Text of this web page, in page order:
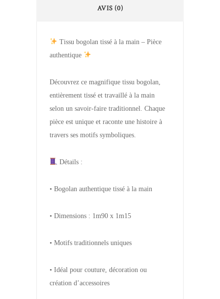
AVIS (0)
Tissu bogolan tissé à la main – Pièce
authentique
Découvrez ce magnifique tissu bogolan,
entièrement tissé et travaillé à la main
selon un savoir-faire traditionnel. Chaque
pièce est unique et raconte une histoire à
travers ses motifs symboliques.
Détails :
• Bogolan authentique tissé à la main
• Dimensions : 1m90 x 1m15
• Motifs traditionnels uniques
• Idéal pour couture, décoration ou
création d’accessoires